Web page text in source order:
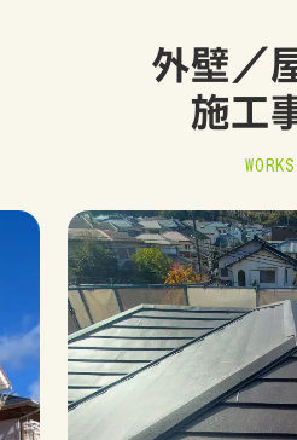
外壁／
施工
WORKS